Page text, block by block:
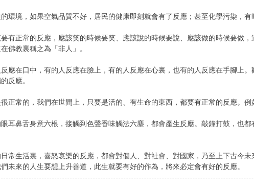
境，如果空氣品質不好，居民的健康即刻就會有了反應；甚至化學污染，有
正常的反應，應該笑的時候要笑、應該說的時候要說、應該做的時候要做，
佛教裏稱之為「非人」。
在口中，有的人反應在臉上，有的人反應在心裏，也有的人反應在手腳上。
反應。
常的，我們在世間上，只要是活的、有生命的東西，都要有正常的反應。例
鼻舌身意六根，接觸到色聲香味觸法六塵，都會產生反應。敲鐘打鼓，也
生活裏，喜怒哀樂的反應，都會對個人、對社會、對國家，乃至上下古今
未來的人生要想上升善道，此生就要有好的作為，將來必定會有好的反應。